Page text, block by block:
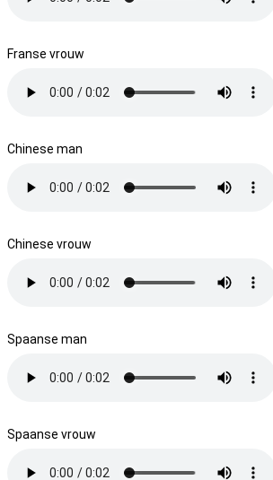
Franse vrouw
Chinese man
Chinese vrouw
Spaanse man
Spaanse vrouw